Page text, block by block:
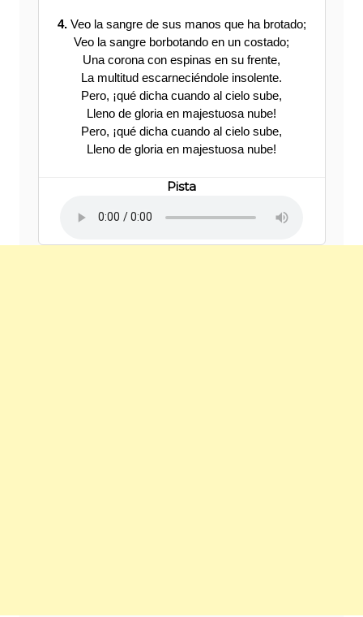
4.Veo la sangre de sus manos que ha brotado;
Veo la sangre borbotando en un costado;
Una corona con espinas en su frente,
La multitud escarneciéndole insolente.
Pero, ¡qué dicha cuando al cielo sube,
Lleno de gloria en majestuosa nube!
Pero, ¡qué dicha cuando al cielo sube,
Lleno de gloria en majestuosa nube!
Pista